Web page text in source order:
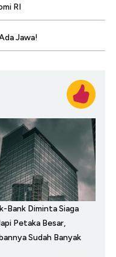
RI
Jawa!
Bank Diminta Siaga
Petaka Besar,
Sudah Banyak